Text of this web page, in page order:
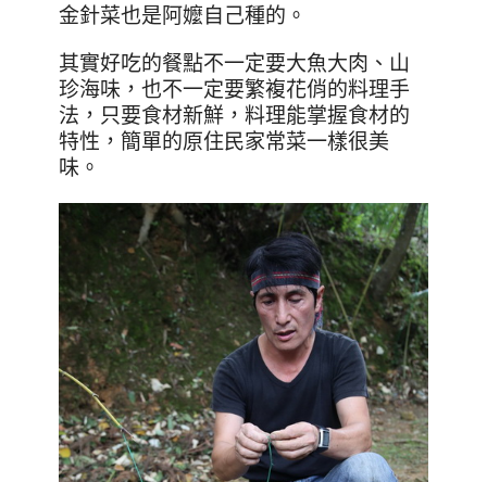
金針菜也是阿嬤自己種的。
其實好吃的餐點不一定要大魚大肉 、 山
珍海味，也不一定要繁複花俏的料理手
法，只要食材新鮮，料理能掌握食材的
特性，簡單的原住民家常菜一樣很美
味。